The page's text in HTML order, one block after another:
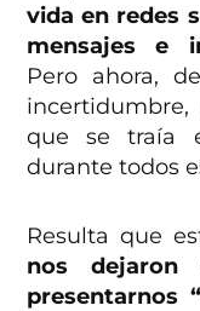
vida en redes
mensajes e
Pero ahora,
que se traía
durante todos
Resulta que
nos
presentarnos